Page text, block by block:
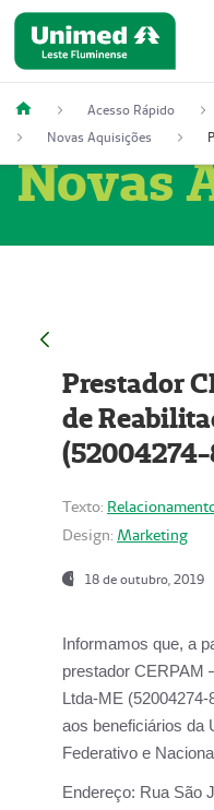
Acesso Rápido
Novas Aquisições
Novas
Prestador
de
Texto:
Design: Marketing
18 de outubro, 2019
Informamos que, a
prestador CERPAM
Ltda-ME
aos beneficiários da
Federativo e Nacional
Endereço: Rua São